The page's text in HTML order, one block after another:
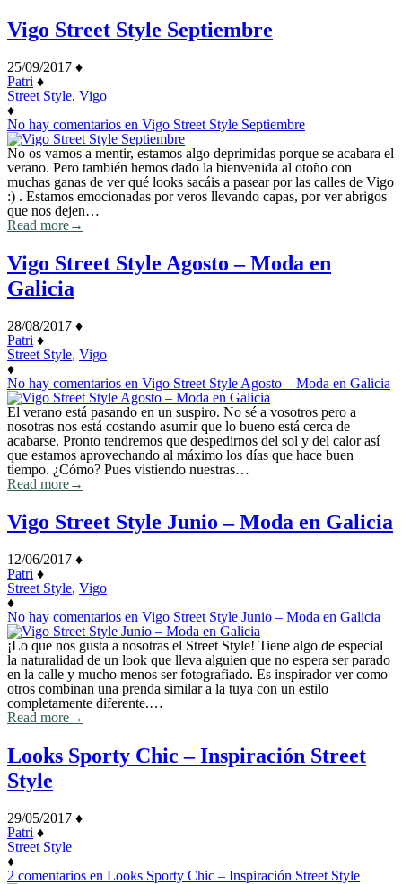
Vigo Street Style Septiembre
25/09/2017 ♦
Patri ♦
Street Style, Vigo
♦
No hay comentarios en Vigo Street Style Septiembre
No os vamos a mentir, estamos algo deprimidas porque se acabara el
verano. Pero también hemos dado la bienvenida al otoño con
muchas ganas de ver qué looks sacáis a pasear por las calles de Vigo
:) . Estamos emocionadas por veros llevando capas, por ver abrigos
que nos dejen…
Read more→
Vigo Street Style Agosto – Moda en
Galicia
28/08/2017 ♦
Patri ♦
Street Style, Vigo
♦
No hay comentarios en Vigo Street Style Agosto – Moda en Galicia
El verano está pasando en un suspiro. No sé a vosotros pero a
nosotras nos está costando asumir que lo bueno está cerca de
acabarse. Pronto tendremos que despedirnos del sol y del calor así
que estamos aprovechando al máximo los días que hace buen
tiempo. ¿Cómo? Pues vistiendo nuestras…
Read more→
Vigo Street Style Junio – Moda en Galicia
12/06/2017 ♦
Patri ♦
Street Style, Vigo
♦
No hay comentarios en Vigo Street Style Junio – Moda en Galicia
¡Lo que nos gusta a nosotras el Street Style! Tiene algo de especial
la naturalidad de un look que lleva alguien que no espera ser parado
en la calle y mucho menos ser fotografiado. Es inspirador ver como
otros combinan una prenda similar a la tuya con un estilo
completamente diferente.…
Read more→
Looks Sporty Chic – Inspiración Street
Style
29/05/2017 ♦
Patri ♦
Street Style
♦
2 comentarios en Looks Sporty Chic – Inspiración Street Style